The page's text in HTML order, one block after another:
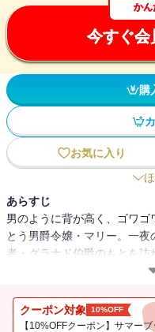
かん
今すぐ会
購
お気に入り
あらすじ
男のように背が高く、ゴワゴ
とう男爵令嬢・マリー。一
者・グラナド伯爵のもとを
まま婚約者となることに・
を送るマリーだったが、彼
届く。どうもマリーがずた
クーポン対象 10%OFF
【10%OFFクーポン】サマー